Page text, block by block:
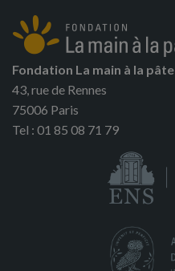
Fondation La main à la pâte
43, rue de Rennes
75006 Paris
Tel : 01 85 08 71 79